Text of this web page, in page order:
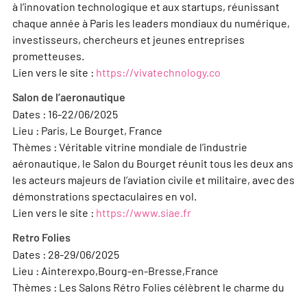
à l’innovation technologique et aux startups, réunissant
chaque année à Paris les leaders mondiaux du numérique,
investisseurs, chercheurs et jeunes entreprises
prometteuses.
Lien vers le site : https://vivatechnology.co
Salon de l’aeronautique
Dates : 16-22/06/2025
Lieu : Paris, Le Bourget, France
Thèmes : Véritable vitrine mondiale de l’industrie
aéronautique, le Salon du Bourget réunit tous les deux ans
les acteurs majeurs de l’aviation civile et militaire, avec des
démonstrations spectaculaires en vol.
Lien vers le site : https://www.siae.fr
Retro Folies
Dates : 28-29/06/2025
Lieu : Ainterexpo,Bourg-en-Bresse,France
Thèmes : Les Salons Rétro Folies célèbrent le charme du